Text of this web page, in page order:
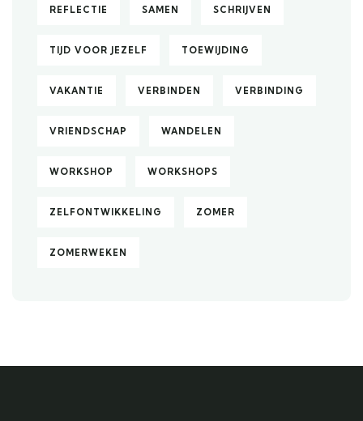
REFLECTIE SAMEN SCHRIJVEN
TIJD VOOR JEZELF TOEWIJDING
VAKANTIE VERBINDEN VERBINDING
VRIENDSCHAP WANDELEN
WORKSHOP WORKSHOPS
ZELFONTWIKKELING ZOMER
ZOMERWEKEN